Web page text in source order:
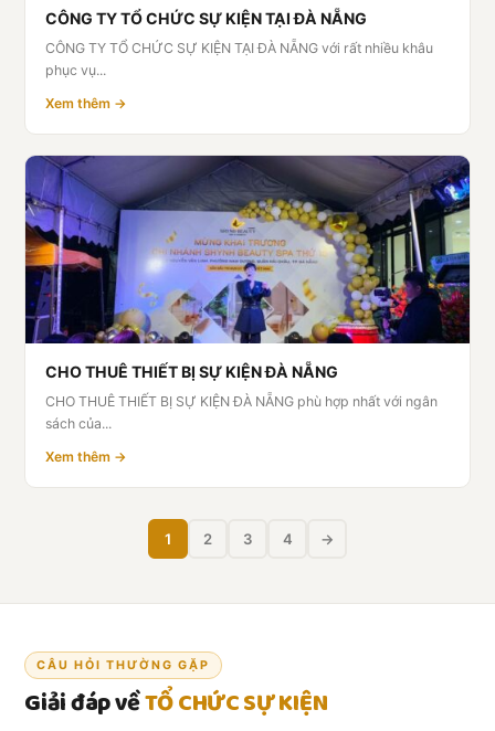
CÔNG TY TỔ CHỨC SỰ KIỆN TẠI ĐÀ NẴNG
CÔNG TY TỔ CHỨC SỰ KIỆN TẠI ĐÀ NẴNG với rất nhiều khâu
phục vụ...
Xem thêm →
CHO THUÊ THIẾT BỊ SỰ KIỆN ĐÀ NẴNG
CHO THUÊ THIẾT BỊ SỰ KIỆN ĐÀ NẴNG phù hợp nhất với ngân
sách của...
Xem thêm →
1 2 3 4 →
CÂU HỎI THƯỜNG GẶP
Giải đáp vềTỔ CHỨC SỰ KIỆN